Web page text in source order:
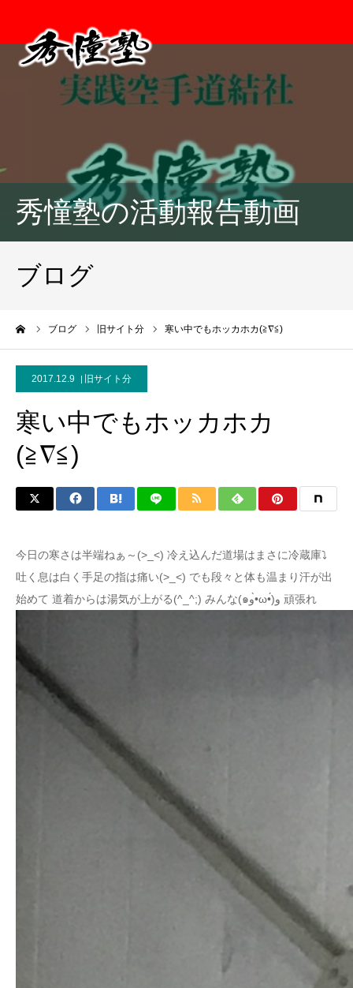
秀憧塾の活動報告動画
ブログ
ブログ 旧サイト分 寒い中でもホッカホカ(≧∇≦)
2017.12.9 旧サイト分
寒い中でもホッカホカ
(≧∇≦)
今日の寒さは半端ねぁ～(>_<) 冷え込んだ道場はまさに冷蔵庫⤵
吐く息は白く手足の指は痛い(>_<) でも段々と体も温まり汗が出
始めて 道着からは湯気が上がる(^_^;) みんな(๑و•̀ω•́)و 頑張れ